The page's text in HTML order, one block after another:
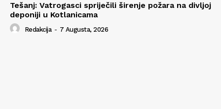
Tešanj: Vatrogasci spriječili širenje požara na divljoj
deponiji u Kotlanicama
Redakcija - 7 Augusta, 2026